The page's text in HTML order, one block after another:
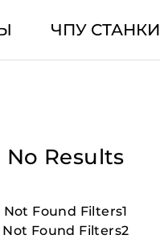
ЧПУ СТАНКИ
No Results
Not Found Filters1
Not Found Filters2